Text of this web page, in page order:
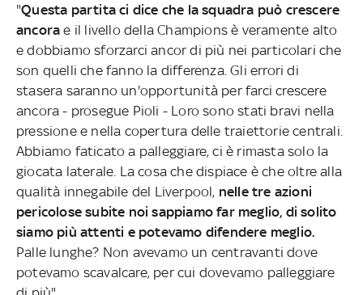
"Questa partita ci dice che la squadra può crescere
ancorae il livello della Champions è veramente alto
e dobbiamo sforzarci ancor di più nei particolari che
son quelli che fanno la differenza. Gli errori di
stasera saranno un'opportunità per farci crescere
ancora - prosegue Pioli - Loro sono stati bravi nella
pressione e nella copertura delle traiettorie centrali.
Abbiamo faticato a palleggiare, ci è rimasta solo la
giocata laterale. La cosa che dispiace è che oltre alla
qualità innegabile del Liverpool, nelle tre azioni
pericolose subite noi sappiamo far meglio, di solito
siamo più attenti e potevamo difendere meglio.
Palle lunghe? Non avevamo un centravanti dove
potevamo scavalcare, per cui dovevamo palleggiare